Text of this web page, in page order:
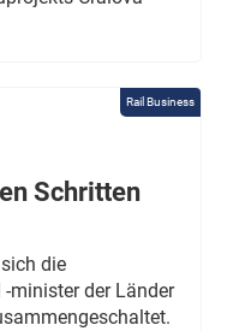
Rail Business
Schritten
die
minister der Länder